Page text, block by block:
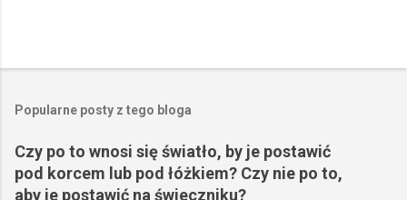
Popularne posty z tego bloga
Czy po to wnosi się światło, by je postawić
pod korcem lub pod łóżkiem? Czy nie po to,
aby je postawić na świeczniku?